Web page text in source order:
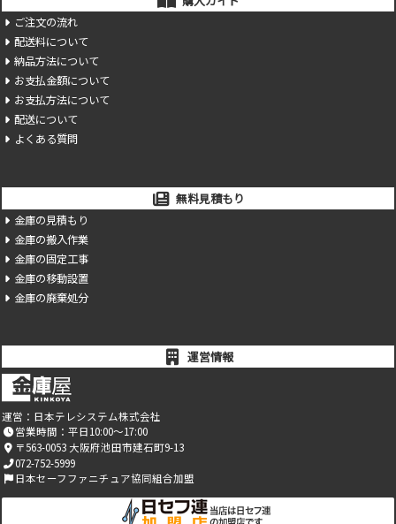
運営情報
運営： 日本テレシステム株式会社
営業時間：平日10:00～17:00
〒563-0053 大阪府池田市建石町9-13
072-752-5999
日本セーフファニチュア協同組合加盟
ご注文の流れ
配送料について
納品方法について
お支払金額について
お支払方法について
配送について
よくある質問
無料見積もり
金庫の見積もり
金庫の搬入作業
金庫の固定工事
金庫の移動設置
金庫の廃棄処分